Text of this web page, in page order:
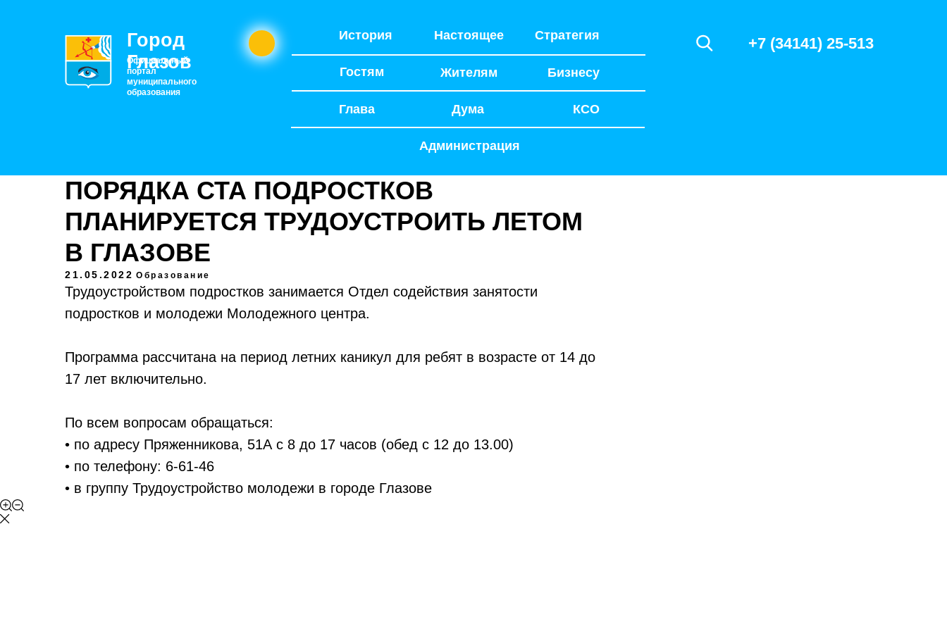
Город
Глазов
Официальный
портал
муниципального
образования
+7 (34141) 25-513
История Настоящее Стратегия
Гостям Жителям Бизнесу
Глава КСО
Дума
Администрация
ПОРЯДКА СТА ПОДРОСТКОВ
ПЛАНИРУЕТСЯ ТРУДОУСТРОИТЬ ЛЕТОМ
В ГЛАЗОВЕ
21.05.2022 Образование
Трудоустройством подростков занимается Отдел содействия занятости
подростков и молодежи Молодежного центра.
Программа рассчитана на период летних каникул для ребят в возрасте от 14 до
17 лет включительно.
По всем вопросам обращаться:
• по адресу Пряженникова, 51А с 8 до 17 часов (обед с 12 до 13.00)
• по телефону: 6-61-46
• в группу Трудоустройство молодежи в городе Глазове